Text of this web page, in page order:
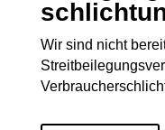
Wir sind nicht